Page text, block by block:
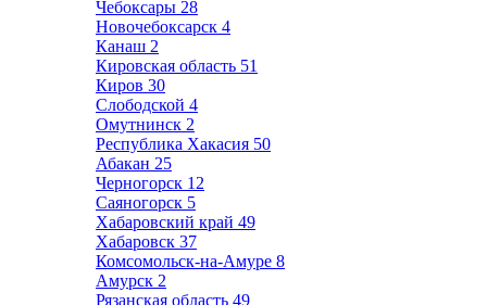
Чебоксары 28
Новочебоксарск 4
Канаш 2
Кировская область 51
Киров 30
Слободской 4
Омутнинск 2
Республика Хакасия 50
Абакан 25
Черногорск 12
Саяногорск 5
Хабаровский край 49
Хабаровск 37
Комсомольск-на-Амуре 8
Амурск 2
Рязанская область 49